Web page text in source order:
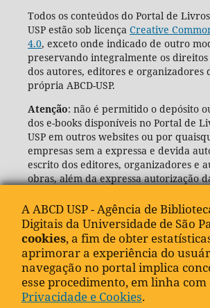
Todos os conteúdos do Portal de
USP estão sob licença Creative
4.0, exceto onde indicado de outro
preservando integralmente os
dos autores, editores e organizadores
própria ABCD-USP.
Atenção: não é permitido o depósito
dos e-books disponíveis no Portal de
USP em outros websites ou por
empresas sem a expressa e devida
escrito dos editores, organizadores e
obras, além da expressa autorização
(ABCD-USP).
A ABCD USP - Agência de
Digitais da Universidade de São
cookies, a fim de obter
aprimorar a experiência do
navegação no portal implica
esse procedimento, em linha com
Privacidade e Cookies.